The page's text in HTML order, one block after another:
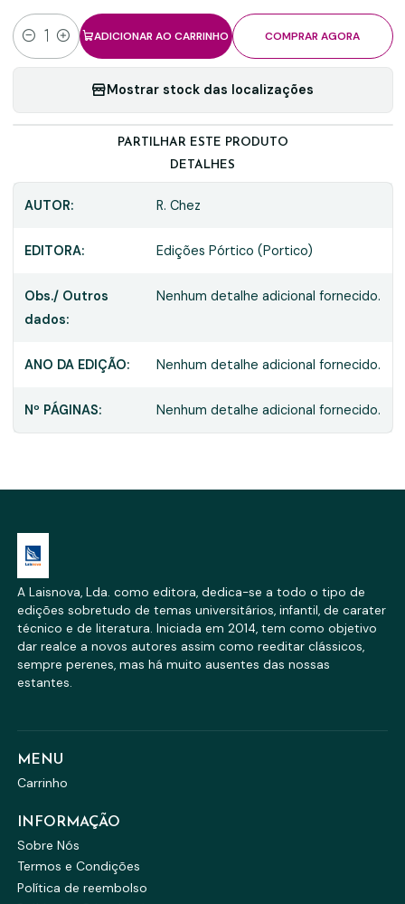
Quantidade
ADICIONAR AO CARRINHO COMPRAR AGORA
Mostrar stock das localizações
PARTILHAR ESTE PRODUTO
DETALHES
AUTOR: R. Chez
EDITORA: Edições Pórtico (Portico)
Obs./ Outros
dados:
Nenhum detalhe adicional fornecido.
ANO DA EDIÇÃO: Nenhum detalhe adicional fornecido.
Nº PÁGINAS: Nenhum detalhe adicional fornecido.
A Laisnova, Lda. como editora, dedica-se a todo o tipo de
edições sobretudo de temas universitários, infantil, de carater
técnico e de literatura. Iniciada em 2014, tem como objetivo
dar realce a novos autores assim como reeditar clássicos,
sempre perenes, mas há muito ausentes das nossas
estantes.
MENU
Carrinho
INFORMAÇÃO
Sobre Nós
Termos e Condições
Política de reembolso